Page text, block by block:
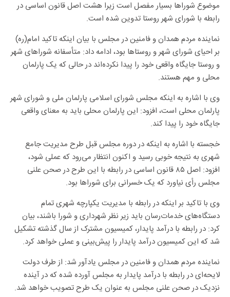
موضوع شوراها بسیار مفصل است زیرا هشت اصل قانون اساسی در
رابطه با شورای شهر روستا تدوین شده است.
نماینده مردم همدان و فامنین در مجلس با بیان اینکه تاکید امام(ره)
بر احیای شورای شهر و روستاها بود، ادامه داد: متأسفانه شوراهای شهر
و روستا جایگاه واقعی خود را پیدا نکرده‌اند در حالی که یک پارلمان
محلی و مهم هستند.
وی با اشاره به اینکه مجلس شورای اسلامی پارلمان ملی و شورای شهر
پارلمان محلی است، افزود: این پارلمان محلی باید به معنای واقعی
جایگاه خود را پیدا کند.
خجسته با اشاره به اینکه در دوره مجلس قبل طرح مدیریت جامع
شهری به نتیجه خوبی رسید و اکنون انتظار می‌رود که عملی شود،
افزود: اصل ۸۵ قانون اساسی در رابطه با این طرح در صحن علنی
مجلس رأی نیاورد که یک خسرانی برای شوراها بود.
وی با تاکید بر اینکه در رابطه با مدیریت یکپارچه شهری تمام
دستگاه‌های خدمات‌رسان باید زیر نظر شهرداری و شورا باشند، بیان
کرد: در رابطه با درآمد پایدار، کمیسیون مشترک از سال گذشته تشکیل
شد که این کمیسیون درآمد پایدار را پیش‌بینی و عملی خواهد کرد.
نماینده مردم همدان و فامنین در مجلس یادآور شد: از طرف دولت
لایحه‌ای در رابطه با درآمد پایدار به مجلس آورده شده که در آینده
نزدیک در صحن علنی مجلس به عنوان یک طرح تصویب خواهد شد.